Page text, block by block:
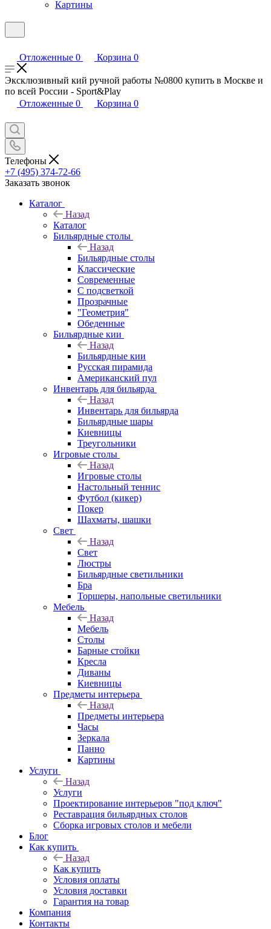
Картины
Отложенные 0 Корзина 0
Эксклюзивный кий ручной работы №0800 купить в Москве и
по всей России - Sport&Play
Отложенные 0 Корзина 0
Телефоны
+7 (495) 374-72-66
Заказать звонок
Каталог
Назад
Каталог
Бильярдные столы
Назад
Бильярдные столы
Классические
Современные
С подсветкой
Прозрачные
"Геометрия"
Обеденные
Бильярдные кии
Назад
Бильярдные кии
Русская пирамида
Американский пул
Инвентарь для бильярда
Назад
Инвентарь для бильярда
Бильярдные шары
Киевницы
Треугольники
Игровые столы
Назад
Игровые столы
Настольный теннис
Футбол (кикер)
Покер
Шахматы, шашки
Свет
Назад
Свет
Люстры
Бильярдные светильники
Бра
Торшеры, напольные светильники
Мебель
Назад
Мебель
Столы
Барные стойки
Кресла
Диваны
Киевницы
Предметы интерьера
Назад
Предметы интерьера
Часы
Зеркала
Панно
Картины
Услуги
Назад
Услуги
Проектирование интерьеров "под ключ"
Реставрация бильярдных столов
Сборка игровых столов и мебели
Блог
Как купить
Назад
Как купить
Условия оплаты
Условия доставки
Гарантия на товар
Компания
Контакты